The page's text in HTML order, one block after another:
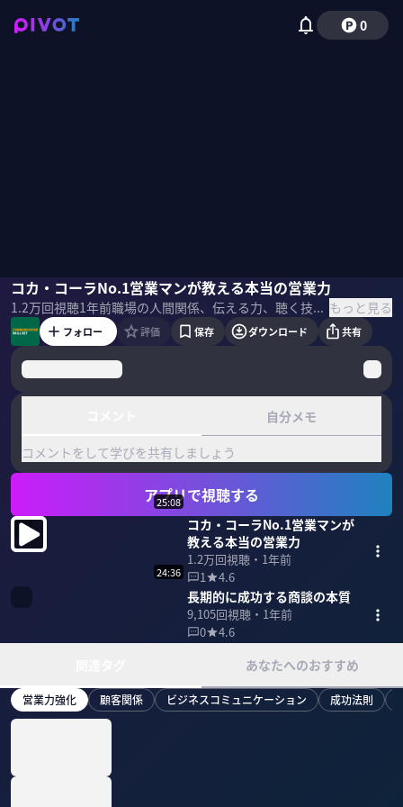
0
コカ・コーラNo.1営業マンが教える本当の営業力
1.2万回視聴1年前 職場の人間関係、伝える力、聴く技術などコミュニケーションスキルを学ぶ。元コカ・コーラNo.1営業マンが、現代ビジネスパーソンに必要な本当の営業力を伝える。 ＜ゲスト＞ 山岡彰彦／アクセルレイト21代表 1980年に四国コカ・コーラボトリングに入社。 1995年にコカ・コーラセールスマンコンテストで全国一位。 現在は、大学、外資系製薬企業、国内大手通信企業、家電メーカー、損保企業、政府関連機関で人材育成協業を実施。 ＜目次＞ もっと見る
山岡彰彦野田クリスタル国山ハセン
フォロー 評価 保存 ダウンロード 共有
自分メモ
コメントをして学びを共有しましょう
アプリで視聴する
25:08
コカ・コーラNo.1営業マンが
教える本当の営業力
1.2万回視聴・ 1年前
1
4.6
24:36
長期的に成功する商談の本質
9,105回視聴・ 1年前
0
4.6
あなたへのおすすめ
営業力強化 顧客関係 ビジネスコミュニケーション 成功法則